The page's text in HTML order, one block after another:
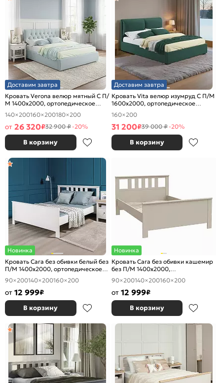
Доставим завтра
Кровать Verona велюр мятный С П/
М 1400x2000, ортопедическое
основание, изголовье мягкое
140×200160×200180×200
от 26 320₽32 900 ₽-20%
В корзину
Доставим завтра
Кровать Vita велюр изумруд С П/М
1600x2000, ортопедическое
основание, изголовье мягкое
160×200
31 200₽39 000 ₽-20%
В корзину
Новинка
Кровать Сага без обивки белый без
П/М 1400x2000, ортопедическое
основание, изголовье жесткое
90×200140×200160×200
от 12 999₽
В корзину
Новинка
Кровать Сага без обивки кашемир
без П/М 1400x2000,
ортопедическое основание,
изголовье жесткое
90×200140×200160×200
от 12 999₽
В корзину